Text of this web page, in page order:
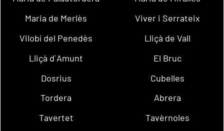
Maria de Merlès
Viver i Serrateix
Vilobí del Penedès
Lliçà de Vall
Lliçà d´Amunt
El Bruc
Dosrius
Cubelles
Tordera
Abrera
Tavertet
Tavèrnoles